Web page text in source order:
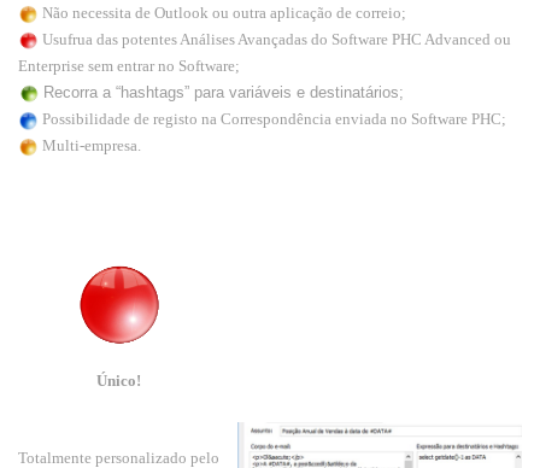
Não necessita de Outlook ou outra aplicação de correio;
Usufrua das potentes Análises Avançadas do Software PHC Advanced ou
Enterprise sem entrar no Software;
Recorra a “hashtags” para variáveis e destinatários;
Possibilidade de registo na Correspondência enviada no Software PHC;
Multi-empresa.
Único!
Totalmente personalizado pelo